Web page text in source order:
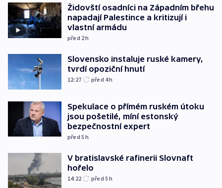
Židovští osadníci na Západním břehu
napadají Palestince a kritizují i
vlastní armádu
před 2h
Slovensko instaluje ruské kamery,
tvrdí opoziční hnutí
12:27 před 4h
Spekulace o přímém ruském útoku
jsou pošetilé, míní estonský
bezpečnostní expert
před 5h
V bratislavské rafinerii Slovnaft
hořelo
14:22 před 5h